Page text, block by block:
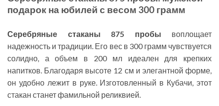
подарок на юбилей с весом 300 грамм
Серебряные стаканы 875 пробы воплощает
надежность и традиции. Его вес в 300 грамм чувствуется
солидно, а объем в 200 мл идеален для крепких
напитков. Благодаря высоте 12 см и элегантной форме,
он удобно лежит в руке. Изготовленный в Кубачи, этот
стакан станет фамильной реликвией.